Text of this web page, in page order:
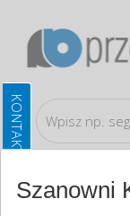
Szanowni